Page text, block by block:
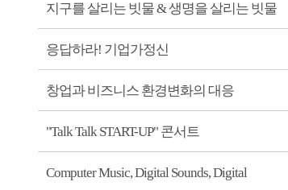
지구를 살리는 빗물 & 생명을 살리는 빗물
응답하라! 기업가정신
창업과 비즈니스 환경변화의 대응
"Talk Talk START-UP" 콘서트
Computer Music, Digital Sounds, Digital